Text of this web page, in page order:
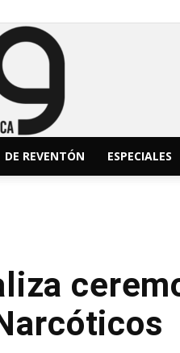
DE REVENTÓN ESPECIALES